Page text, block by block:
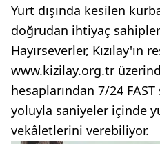
Yurt dışında kesilen
doğrudan ihtiyaç
Hayırseverler, Kızılay'ın
www.kizilay.org.tr
hesaplarından 7/24
yoluyla saniyeler içinde
vekâletlerini verebiliyor.